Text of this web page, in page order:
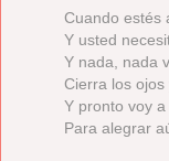
Cuando estés
Y usted
Y nada, nada
Cierra los
Y pronto voy
Para alegrar